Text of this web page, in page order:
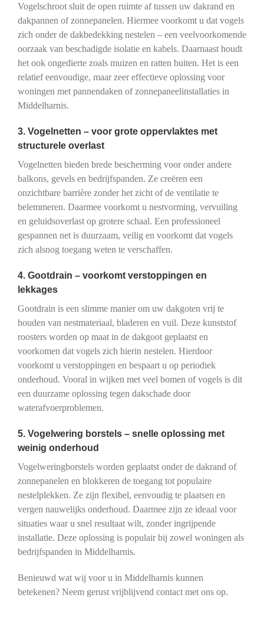
Vogelschroot sluit de open ruimte af tussen uw dakrand en
dakpannen of zonnepanelen. Hiermee voorkomt u dat vogels
zich onder de dakbedekking nestelen – een veelvoorkomende
oorzaak van beschadigde isolatie en kabels. Daarnaast houdt
het ook ongedierte zoals muizen en ratten buiten. Het is een
relatief eenvoudige, maar zeer effectieve oplossing voor
woningen met pannendaken of zonnepaneelinstallaties in
Middelharnis.
3. Vogelnetten – voor grote oppervlaktes met
structurele overlast
Vogelnetten bieden brede bescherming voor onder andere
balkons, gevels en bedrijfspanden. Ze creëren een
onzichtbare barrière zonder het zicht of de ventilatie te
belemmeren. Daarmee voorkomt u nestvorming, vervuiling
en geluidsoverlast op grotere schaal. Een professioneel
gespannen net is duurzaam, veilig en voorkomt dat vogels
zich alsnog toegang weten te verschaffen.
4. Gootdrain – voorkomt verstoppingen en
lekkages
Gootdrain is een slimme manier om uw dakgoten vrij te
houden van nestmateriaal, bladeren en vuil. Deze kunststof
roosters worden op maat in de dakgoot geplaatst en
voorkomen dat vogels zich hierin nestelen. Hierdoor
voorkomt u verstoppingen en bespaart u op periodiek
onderhoud. Vooral in wijken met veel bomen of vogels is dit
een duurzame oplossing tegen dakschade door
waterafvoerproblemen.
5. Vogelwering borstels – snelle oplossing met
weinig onderhoud
Vogelweringborstels worden geplaatst onder de dakrand of
zonnepanelen en blokkeren de toegang tot populaire
nestelplekken. Ze zijn flexibel, eenvoudig te plaatsen en
vergen nauwelijks onderhoud. Daarmee zijn ze ideaal voor
situaties waar u snel resultaat wilt, zonder ingrijpende
installatie. Deze oplossing is populair bij zowel woningen als
bedrijfspanden in Middelharnis.
Benieuwd wat wij voor u in Middelharnis kunnen
betekenen? Neem gerust vrijblijvend contact met ons op.